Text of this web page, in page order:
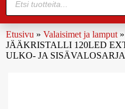
Etusivu » Valaisimet ja lamput »
JÄÄKRISTALLI 120LED
ULKO- JA SISÄVALOSARJA